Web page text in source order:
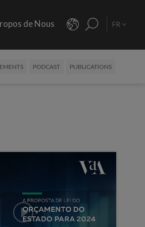
de Nous FR
PODCAST PUBLICATIONS